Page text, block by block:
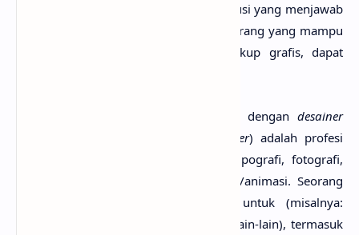
namun juga karya tersebut menjadi solusi yang menjawab
problem grafis yang ada. Untuk itu, seorang yang mampu
memberikan solusi visual dalam lingkup grafis, dapat
Perancang grafis atau sering disebut dengan desainer
graphic designer) adalah profesi
yang berhubungan dengan ilustrasi, tipografi, fotografi,
atau graphic motion/gambar bergerak/animasi. Seorang
desainer grafis menciptakan karya untuk (misalnya:
penerbit, media cetak, elektronik, dan lain-lain), termasuk